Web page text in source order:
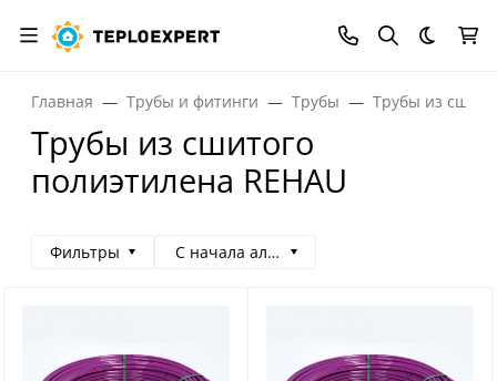
Темная
Главная Трубы и фитинги Трубы Трубы из
Трубы из сшитого
полиэтилена REHAU
Фильтры С начала алфавита